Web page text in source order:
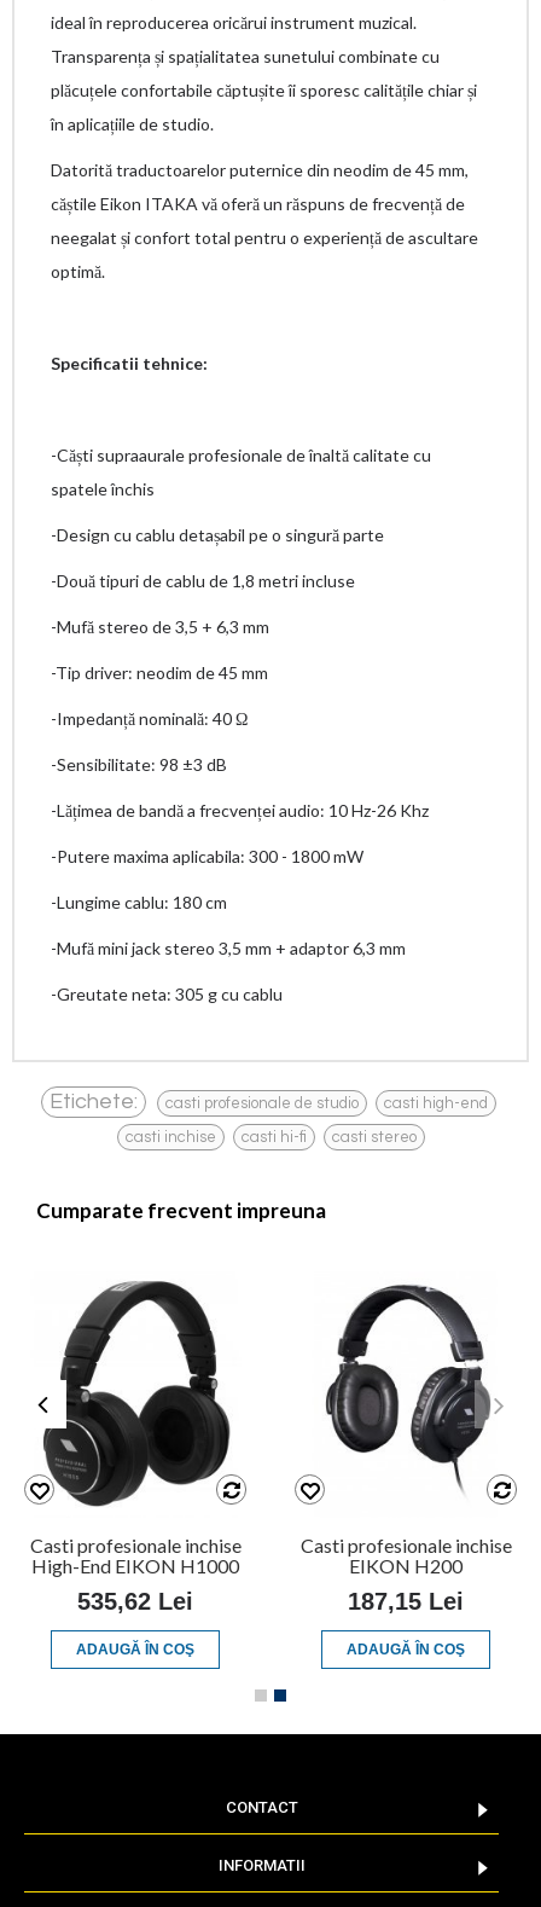
ideal în reproducerea oricărui instrument muzical.
Transparența și spațialitatea sunetului combinate cu
plăcuțele confortabile căptușite îi sporesc calitățile chiar și
în aplicațiile de studio.
Datorită traductoarelor puternice din neodim de 45 mm,
căștile Eikon ITAKA vă oferă un răspuns de frecvență de
neegalat și confort total pentru o experiență de ascultare
optimă.
Specificatii tehnice:
-Căști supraaurale profesionale de înaltă calitate cu
spatele închis
-Design cu cablu detașabil pe o singură parte
-Două tipuri de cablu de 1,8 metri incluse
-Mufă stereo de 3,5 + 6,3 mm
-Tip driver: neodim de 45 mm
-Impedanță nominală: 40 Ω
-Sensibilitate: 98 ±3 dB
-Lățimea de bandă a frecvenței audio: 10 Hz-26 Khz
-Putere maxima aplicabila: 300 - 1800 mW
-Lungime cablu: 180 cm
-Mufă mini jack stereo 3,5 mm + adaptor 6,3 mm
-Greutate neta: 305 g cu cablu
Etichete: casti profesionale de studio casti high-end
casti inchise , casti hi-fi , casti stereo
Cumparate frecvent impreuna
Casti profesionale inchise
High-End EIKON H1000
535,62 Lei
ADAUGĂ ÎN COŞ
Casti profesionale inchise
EIKON H200
187,15 Lei
ADAUGĂ ÎN COŞ
CONTACT
INFORMATII